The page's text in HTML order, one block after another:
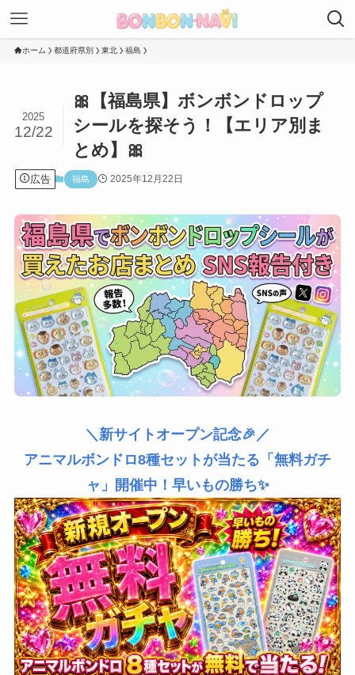
ホーム 都道府県別 東北 福島
🎀【福島県】ボンボンドロップ
シールを探そう！【エリア別ま
とめ】🎀
2025
12/22
広告 福島 2025年12月22日
＼新サイトオープン記念🎉／
アニマルボンドロ8種セットが当たる「無料ガチ
ャ」開催中！早いもの勝ち✨